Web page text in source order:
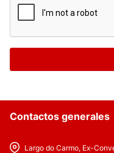
Contactos generales
Largo do Carmo, Ex-